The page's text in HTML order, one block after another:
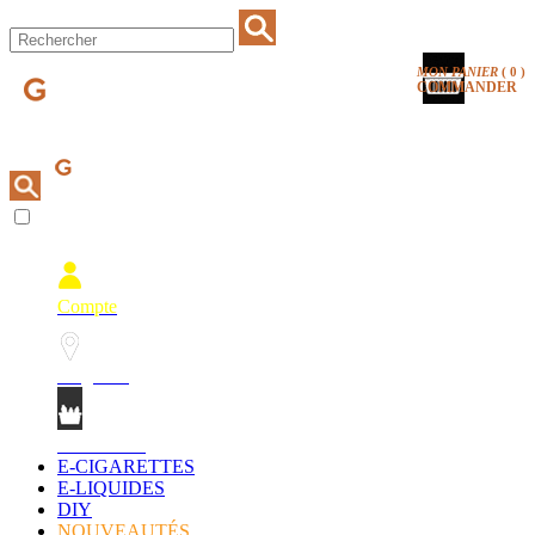
MON PANIER ( 0 )
COMMANDER
Compte
E-CIGARETTES
E-LIQUIDES
DIY
NOUVEAUTÉS